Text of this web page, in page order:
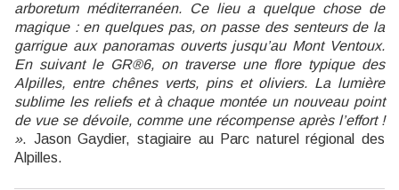
arboretum méditerranéen. Ce lieu a quelque chose de
magique : en quelques pas, on passe des senteurs de la
garrigue aux panoramas ouverts jusqu’au Mont Ventoux.
En suivant le GR®6, on traverse une flore typique des
Alpilles, entre chênes verts, pins et oliviers. La lumière
sublime les reliefs et à chaque montée un nouveau point
de vue se dévoile, comme une récompense après l’effort !
». Jason Gaydier, stagiaire au Parc naturel régional des
Alpilles.